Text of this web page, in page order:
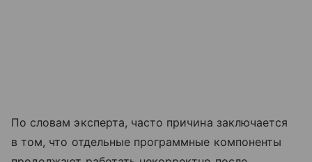
По словам эксперта, часто причина заключается
в том, что отдельные программные компоненты